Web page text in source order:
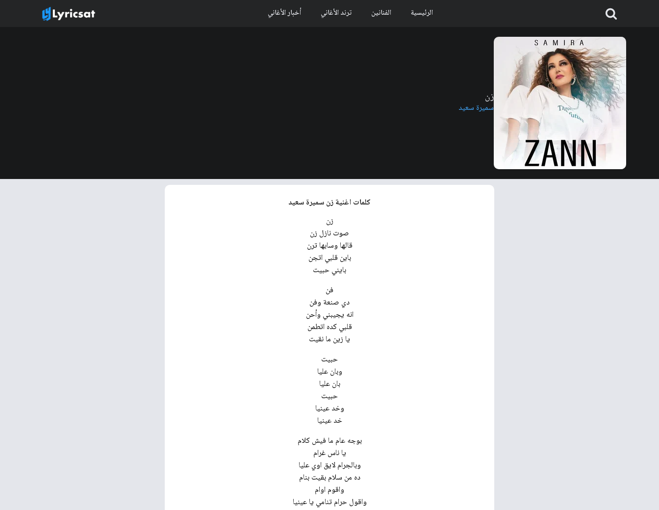
الرئيسية الفنانين ترند الأغاني أخبار الأغاني
زن
سميرة سعيد
كلمات اغنية زن سميرة سعيد
زن
صوت نازل زن
قالها وسابها ترن
باين قلبي اتجن
بايني حبيت
فن
دي صنعة وفن
انه يجيبني وأحن
قلبي كده اتطمن
يا زين ما نقيت
حبيت
وبان عليا
بان عليا
حبيت
وخد عينيا
خد عينيا
بوجه عام ما فيش كلام
يا ناس غرام
وبالجرام لايق اوي عليا
ده من سلام بقيت بنام
واقوم اوام
واقول حرام تنامي يا عينيا